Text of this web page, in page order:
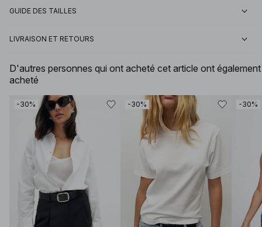
GUIDE DES TAILLES
LIVRAISON ET RETOURS
D'autres personnes qui ont acheté cet article ont également
acheté
-30% -30% -30%